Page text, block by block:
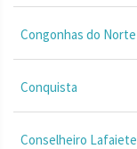
Congonhas do Norte
Conquista
Conselheiro Lafaiete